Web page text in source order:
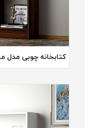
کتابخانه چوبی مدل